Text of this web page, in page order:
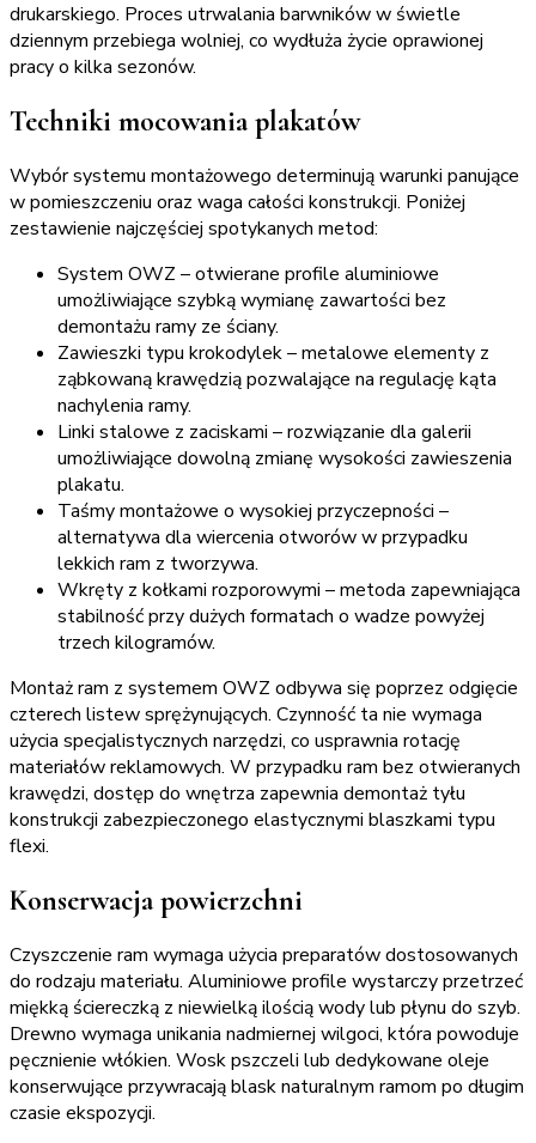
drukarskiego. Proces utrwalania barwników w świetle
dziennym przebiega wolniej, co wydłuża życie oprawionej
pracy o kilka sezonów.
Techniki mocowania plakatów
Wybór systemu montażowego determinują warunki panujące
w pomieszczeniu oraz waga całości konstrukcji. Poniżej
zestawienie najczęściej spotykanych metod:
System OWZ – otwierane profile aluminiowe
umożliwiające szybką wymianę zawartości bez
demontażu ramy ze ściany.
Zawieszki typu krokodylek – metalowe elementy z
ząbkowaną krawędzią pozwalające na regulację kąta
nachylenia ramy.
Linki stalowe z zaciskami – rozwiązanie dla galerii
umożliwiające dowolną zmianę wysokości zawieszenia
plakatu.
Taśmy montażowe o wysokiej przyczepności –
alternatywa dla wiercenia otworów w przypadku
lekkich ram z tworzywa.
Wkręty z kołkami rozporowymi – metoda zapewniająca
stabilność przy dużych formatach o wadze powyżej
trzech kilogramów.
Montaż ram z systemem OWZ odbywa się poprzez odgięcie
czterech listew sprężynujących. Czynność ta nie wymaga
użycia specjalistycznych narzędzi, co usprawnia rotację
materiałów reklamowych. W przypadku ram bez otwieranych
krawędzi, dostęp do wnętrza zapewnia demontaż tyłu
konstrukcji zabezpieczonego elastycznymi blaszkami typu
flexi.
Konserwacja powierzchni
Czyszczenie ram wymaga użycia preparatów dostosowanych
do rodzaju materiału. Aluminiowe profile wystarczy przetrzeć
miękką ściereczką z niewielką ilością wody lub płynu do szyb.
Drewno wymaga unikania nadmiernej wilgoci, która powoduje
pęcznienie włókien. Wosk pszczeli lub dedykowane oleje
konserwujące przywracają blask naturalnym ramom po długim
czasie ekspozycji.